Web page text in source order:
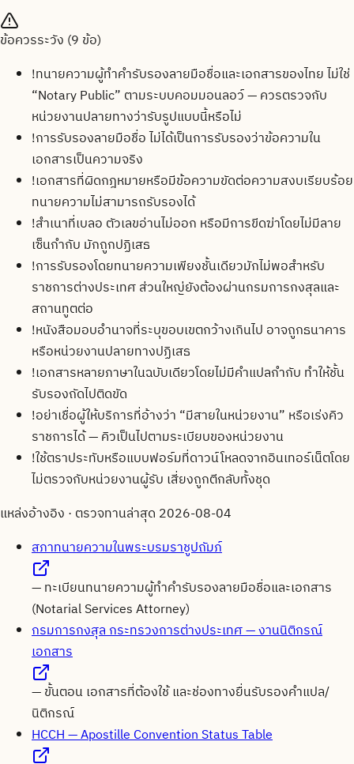
ข้อควรระวัง (9 ข้อ)
!ทนายความผู้ทำคำรับรองลายมือชื่อและเอกสารของไทย ไม่ใช่
“Notary Public” ตามระบบคอมมอนลอว์ — ควรตรวจกับ
หน่วยงานปลายทางว่ารับรูปแบบนี้หรือไม่
!การรับรองลายมือชื่อ ไม่ได้เป็นการรับรองว่าข้อความใน
เอกสารเป็นความจริง
!เอกสารที่ผิดกฎหมายหรือมีข้อความขัดต่อความสงบเรียบร้อย
ทนายความไม่สามารถรับรองได้
!สำเนาที่เบลอ ตัวเลขอ่านไม่ออก หรือมีการขีดฆ่าโดยไม่มีลาย
เซ็นกำกับ มักถูกปฏิเสธ
!การรับรองโดยทนายความเพียงชั้นเดียวมักไม่พอสำหรับ
ราชการต่างประเทศ ส่วนใหญ่ยังต้องผ่านกรมการกงสุลและ
สถานทูตต่อ
!หนังสือมอบอำนาจที่ระบุขอบเขตกว้างเกินไป อาจถูกธนาคาร
หรือหน่วยงานปลายทางปฏิเสธ
!เอกสารหลายภาษาในฉบับเดียวโดยไม่มีคำแปลกำกับ ทำให้ชั้น
รับรองถัดไปติดขัด
!อย่าเชื่อผู้ให้บริการที่อ้างว่า “มีสายในหน่วยงาน” หรือเร่งคิว
ราชการได้ — คิวเป็นไปตามระเบียบของหน่วยงาน
!ใช้ตราประทับหรือแบบฟอร์มที่ดาวน์โหลดจากอินเทอร์เน็ตโดย
ไม่ตรวจกับหน่วยงานผู้รับ เสี่ยงถูกตีกลับทั้งชุด
แหล่งอ้างอิง · ตรวจทานล่าสุด 2026-08-04
สภาทนายความในพระบรมราชูปถัมภ์
—ทะเบียนทนายความผู้ทำคำรับรองลายมือชื่อและเอกสาร
(Notarial Services Attorney)
กรมการกงสุล กระทรวงการต่างประเทศ — งานนิติกรณ์
เอกสาร
—ขั้นตอน เอกสารที่ต้องใช้ และช่องทางยื่นรับรองคำแปล/
นิติกรณ์
HCCH — Apostille Convention Status Table